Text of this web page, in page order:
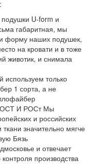
U-form и
габаритная, мы
форму наших подушек,
на кровати и в тоже
животик, и снимала
используем только
1 сорта, а не
И РОСт Мы
и российских
значительно мягче
Бязь
и отвечает
производства